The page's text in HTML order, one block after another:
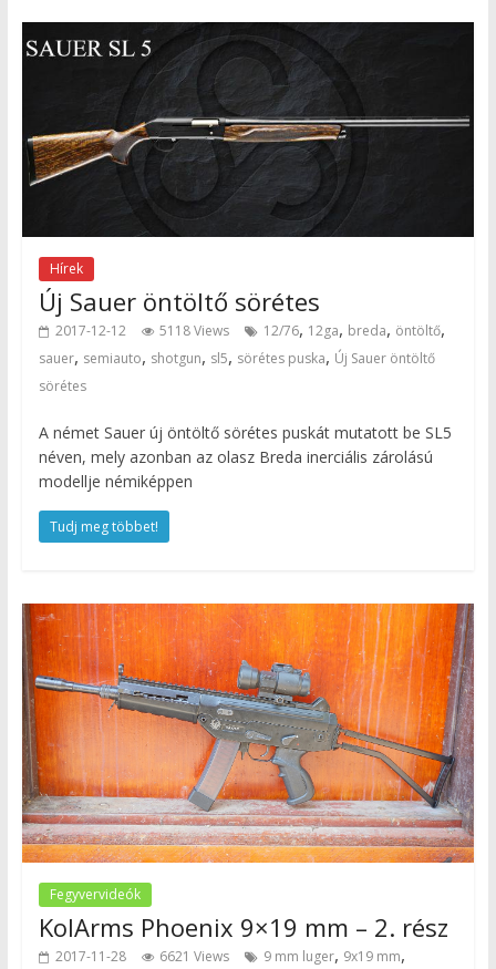
Hírek
Új Sauer öntöltő sörétes
2017-12-12 5118 Views 12/76, 12ga, breda, öntöltő,
sauer, semiauto, shotgun, sl5, sörétes puska, Új Sauer öntöltő
sörétes
A német Sauer új öntöltő sörétes puskát mutatott be SL5
néven, mely azonban az olasz Breda inerciális zárolású
modellje némiképpen
Tudj meg többet!
Fegyvervideók
KolArms Phoenix 9×19 mm – 2. rész
2017-11-28 6621 Views 9 mm luger, 9x19 mm,